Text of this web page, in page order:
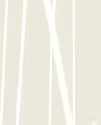
i sortir del pàrquing
-3): Opinions